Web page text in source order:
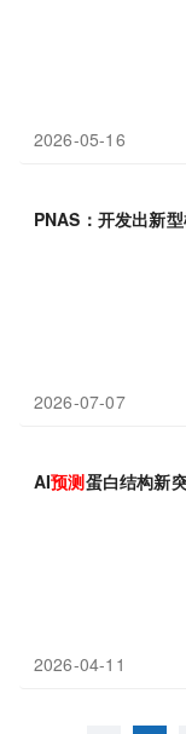
2026-05-16
PNAS：开发出新
2026-07-07
AI预测蛋白结构新
2026-04-11